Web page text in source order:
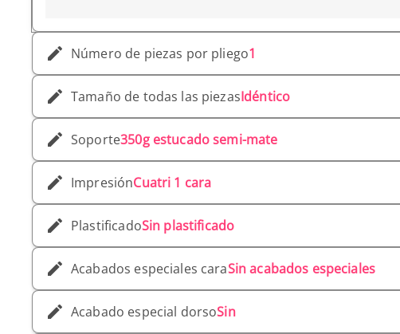
Número de piezas por pliego1
Tamaño de todas las piezasIdéntico
Soporte350g estucado semi-mate
ImpresiónCuatri 1 cara
PlastificadoSin plastificado
Acabados especiales caraSin acabados especiales
Acabado especial dorsoSin